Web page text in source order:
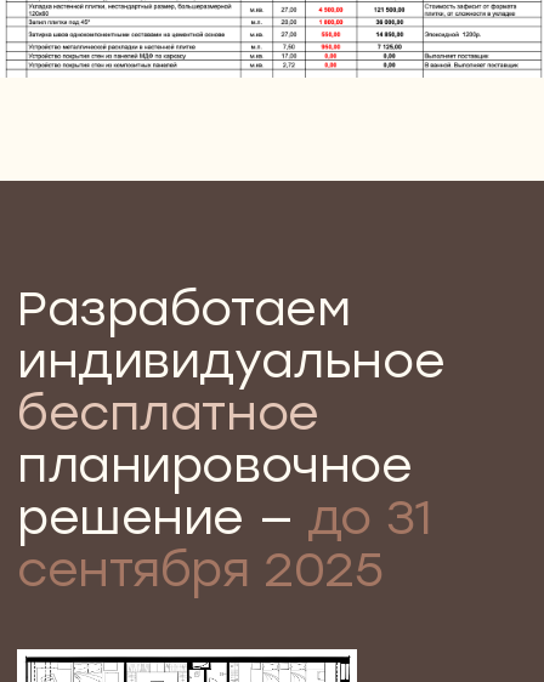
05
Готовим точную рабочую
документацию
Разрабатываем полный комплект чертежей:
электрика, сантехника, развертки стен,
мебельные схемы. Всё, что нужно строителям
для чёткого и безошибочного воплощения
СРОК
3 недели
ВАШЕ УЧАСТИЕ
несколько встреч с дизайнером
2-4 недель
СРОК